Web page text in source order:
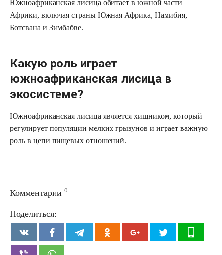
Южноафриканская лисица обитает в южной части
Африки, включая страны Южная Африка, Намибия,
Ботсвана и Зимбабве.
Какую роль играет
южноафриканская лисица в
экосистеме?
Южноафриканская лисица является хищником, который
регулирует популяции мелких грызунов и играет важную
роль в цепи пищевых отношений.
Комментарии 0
Поделиться: